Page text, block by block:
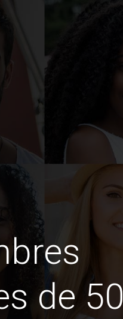
de 50